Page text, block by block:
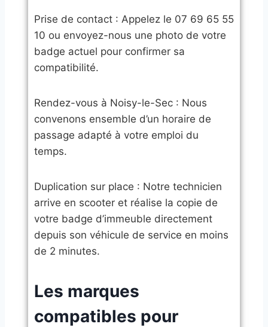
​Prise de contact : Appelez le 07 69 65 55
10 ou envoyez-nous une photo de votre
badge actuel pour confirmer sa
compatibilité.
​Rendez-vous à Noisy-le-Sec : Nous
convenons ensemble d’un horaire de
passage adapté à votre emploi du
temps.
​Duplication sur place : Notre technicien
arrive en scooter et réalise la copie de
votre badge d’immeuble directement
depuis son véhicule de service en moins
de 2 minutes.
​Les marques
compatibles pour